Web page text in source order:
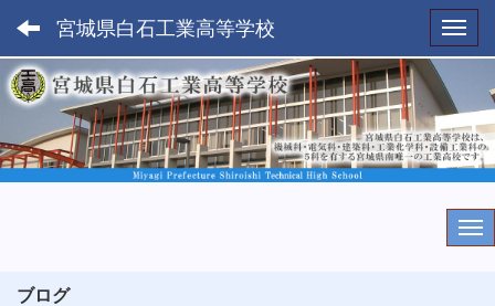
宮城県白石工業高等学校
ブログ